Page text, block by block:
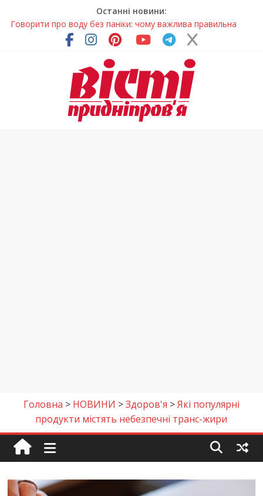
Останні новини:
Говорити про воду без паніки: чому важлива правильна
Лікар – на екрані: Як працюють телемедичні центри на
У Дніпрі триває масштабна підготовка до опалювального
Пошуки тривають: на Дніпропетровщині досліджують місце
розташування легендарного монастиря (Фото)
Головна > НОВИНИ >Здоров'я >Які популярні
продукти містять небезпечні транс-жири